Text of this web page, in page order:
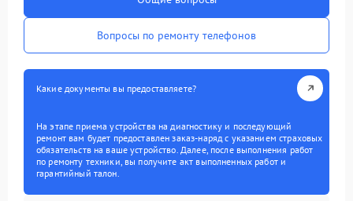
Вопросы по ремонту телефонов
Какие документы вы предоставляете?
На этапе приема устройства на диагностику и последующий
ремонт вам будет предоставлен заказ-наряд с указанием страховых
обязательств на ваше устройство. Далее, после выполнения работ
по ремонту техники, вы получите акт выполненных работ и
гарантийный талон.